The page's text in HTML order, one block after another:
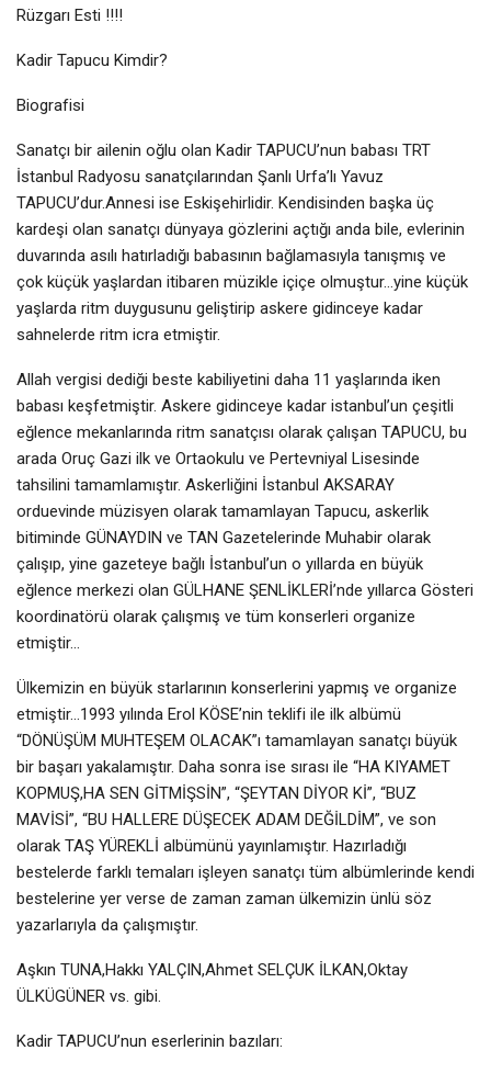
Rüzgarı Esti !!!!
Kadir Tapucu Kimdir?
Biografisi
Sanatçı bir ailenin oğlu olan Kadir TAPUCU’nun babası TRT
İstanbul Radyosu sanatçılarından Şanlı Urfa’lı Yavuz
TAPUCU’dur.Annesi ise Eskişehirlidir. Kendisinden başka üç
kardeşi olan sanatçı dünyaya gözlerini açtığı anda bile, evlerinin
duvarında asılı hatırladığı babasının bağlamasıyla tanışmış ve
çok küçük yaşlardan itibaren müzikle içiçe olmuştur…yine küçük
yaşlarda ritm duygusunu geliştirip askere gidinceye kadar
sahnelerde ritm icra etmiştir.
Allah vergisi dediği beste kabiliyetini daha 11 yaşlarında iken
babası keşfetmiştir. Askere gidinceye kadar istanbul’un çeşitli
eğlence mekanlarında ritm sanatçısı olarak çalışan TAPUCU, bu
arada Oruç Gazi ilk ve Ortaokulu ve Pertevniyal Lisesinde
tahsilini tamamlamıştır. Askerliğini İstanbul AKSARAY
orduevinde müzisyen olarak tamamlayan Tapucu, askerlik
bitiminde GÜNAYDIN ve TAN Gazetelerinde Muhabir olarak
çalışıp, yine gazeteye bağlı İstanbul’un o yıllarda en büyük
eğlence merkezi olan GÜLHANE ŞENLİKLERİ’nde yıllarca Gösteri
koordinatörü olarak çalışmış ve tüm konserleri organize
etmiştir…
Ülkemizin en büyük starlarının konserlerini yapmış ve organize
etmiştir…1993 yılında Erol KÖSE’nin teklifi ile ilk albümü
“DÖNÜŞÜM MUHTEŞEM OLACAK”ı tamamlayan sanatçı büyük
bir başarı yakalamıştır. Daha sonra ise sırası ile “HA KIYAMET
KOPMUŞ,HA SEN GİTMİŞSİN”, “ŞEYTAN DİYOR Kİ”, “BUZ
MAVİSİ”, “BU HALLERE DÜŞECEK ADAM DEĞİLDİM”, ve son
olarak TAŞ YÜREKLİ albümünü yayınlamıştır. Hazırladığı
bestelerde farklı temaları işleyen sanatçı tüm albümlerinde kendi
bestelerine yer verse de zaman zaman ülkemizin ünlü söz
yazarlarıyla da çalışmıştır.
Aşkın TUNA,Hakkı YALÇIN,Ahmet SELÇUK İLKAN,Oktay
ÜLKÜGÜNER vs. gibi.
Kadir TAPUCU’nun eserlerinin bazıları: